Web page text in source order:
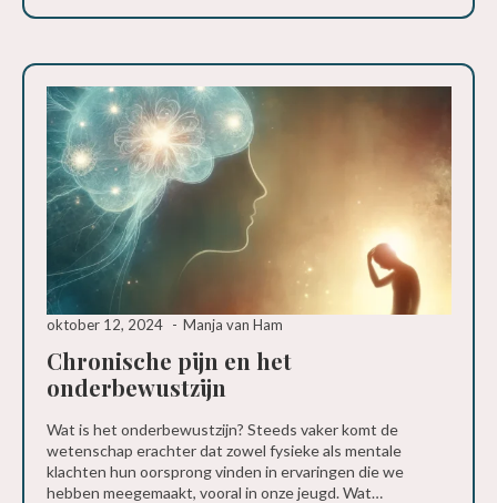
Chronische pijn en het
onderbewustzijn
oktober 12, 2024 Manja van Ham
Wat is het onderbewustzijn? Steeds vaker komt de
wetenschap erachter dat zowel fysieke als mentale
klachten hun oorsprong vinden in ervaringen die we
hebben meegemaakt, vooral in onze jeugd. Wat…